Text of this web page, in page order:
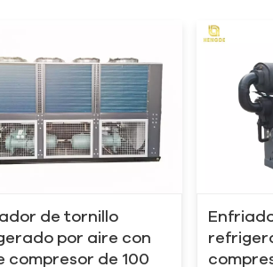
de tornillo
por aire con
compresor de 100